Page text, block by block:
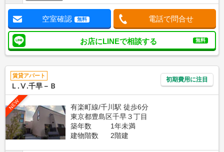
空室確認 無料 電話で問合せ
お店にLINEで相談する 無料
賃貸アパート
Ｌ.Ⅴ.千早－Ｂ
初期費用に注目
NEW
有楽町線/千川駅 徒歩6分
東京都豊島区千早３丁目
築年数
1年未満
建物階数
2階建